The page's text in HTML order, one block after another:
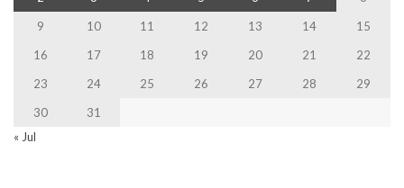
9
10 11 12 13 14
15
16
17 18 19 20 21
22
23
24 25 26 27 28
29
30
31
« Jul